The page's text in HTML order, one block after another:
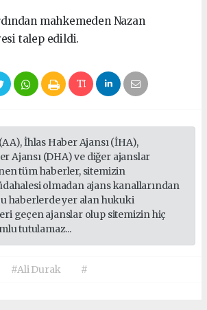
mahkemeden Nazan
talep edildi.
İhlas Haber Ajansı (İHA),
Ajansı (DHA) ve diğer ajanslar
tüm haberler, sitemizin
olmadan ajans kanallarından
haberlerde yer alan hukuki
geçen ajanslar olup sitemizin hiç
tutulamaz...
#Ali Durak #